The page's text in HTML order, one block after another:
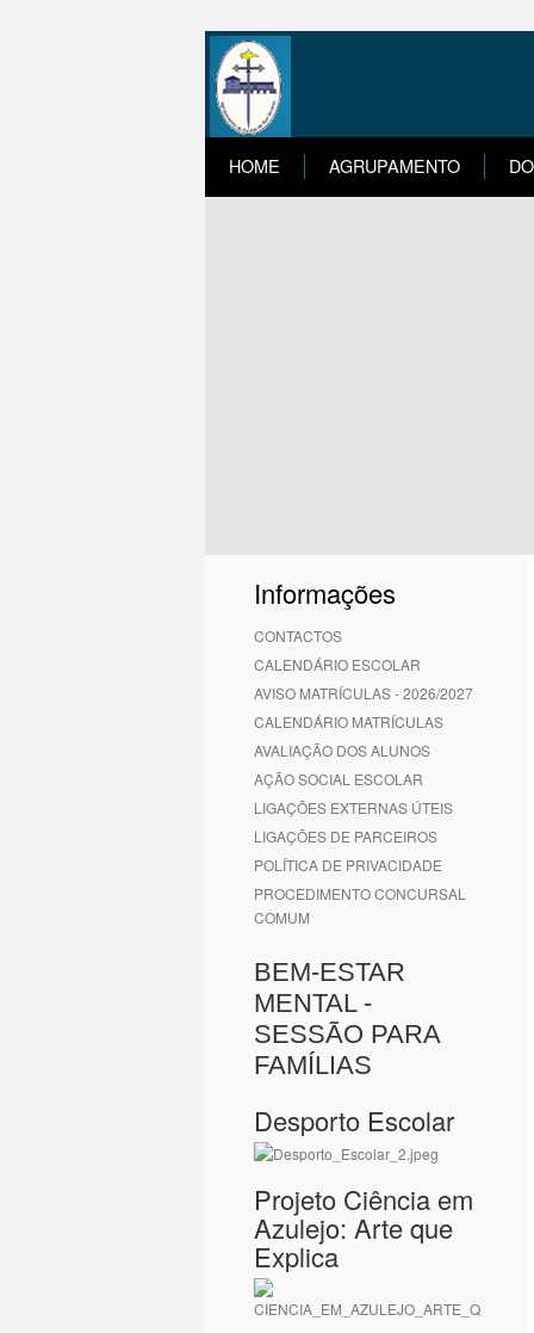
HOME AGRUPAMENTO
Informações
CONTACTOS
CALENDÁRIO ESCOLAR
AVISO MATRÍCULAS - 2026/2027
CALENDÁRIO MATRÍCULAS
AVALIAÇÃO DOS ALUNOS
AÇÃO SOCIAL ESCOLAR
LIGAÇÕES EXTERNAS ÚTEIS
LIGAÇÕES DE PARCEIROS
POLÍTICA DE PRIVACIDADE
PROCEDIMENTO CONCURSAL
COMUM
BEM-ESTAR
MENTAL -
SESSÃO PARA
FAMÍLIAS
Desporto Escolar
Projeto Ciência em
Azulejo: Arte que
Explica